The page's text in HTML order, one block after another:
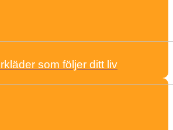
som följer ditt liv